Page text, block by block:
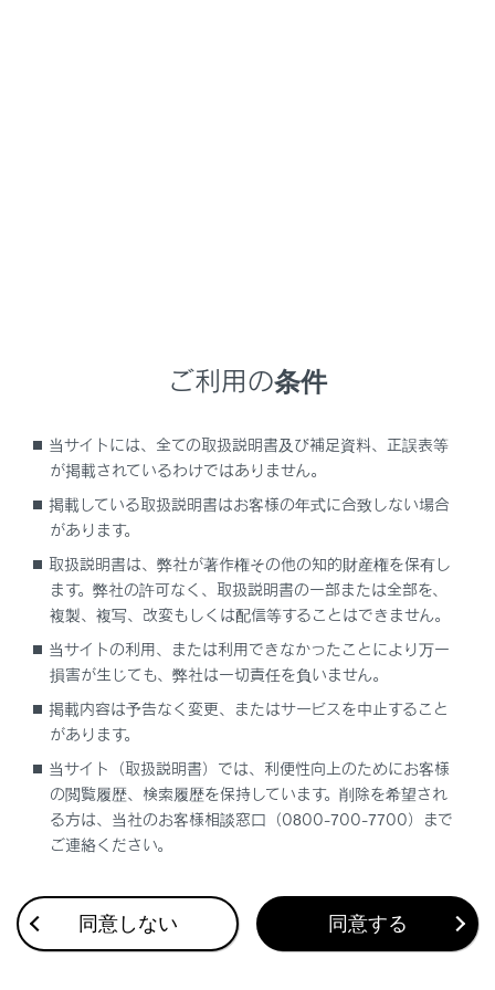
割込着信の電話に出る
通話中に別の通話相手へ電話をかける
グループ通話をする
電話を切る
合わせて見られているページ
VICS・交通情報
付録
ご利用の条件
当サイトには、全ての取扱説明書及び補足資料、正誤表等
が掲載されているわけではありません。
掲載している取扱説明書はお客様の年式に合致しない場合
があります。
取扱説明書は、弊社が著作権その他の知的財産権を保有し
ます。弊社の許可なく、取扱説明書の一部または全部を、
複製、複写、改変もしくは配信等することはできません。
当サイトの利用、または利用できなかったことにより万一
損害が生じても、弊社は一切責任を負いません。
掲載内容は予告なく変更、またはサービスを中止すること
があります。
当サイト（取扱説明書）では、利便性向上のためにお客様
の閲覧履歴、検索履歴を保持しています。削除を希望され
る方は、当社のお客様相談窓口（0800-700-7700）まで
ご連絡ください。
同意しない 同意する